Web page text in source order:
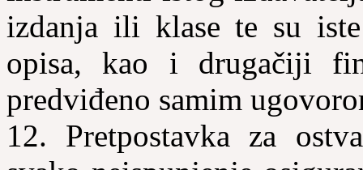
izdanja ili klase te su
opisa, kao i drugačiji
predviđeno samim
12. Pretpostavka za